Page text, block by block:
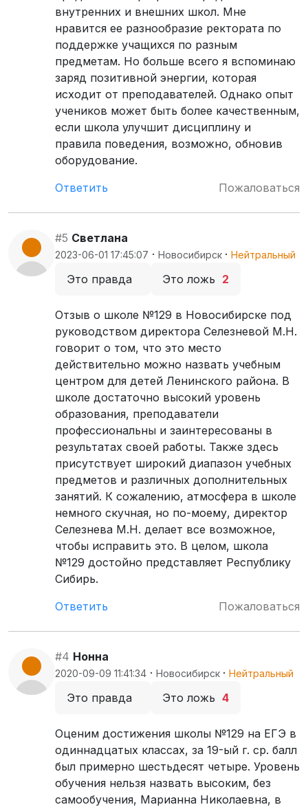
внутренних и внешних школ. Мне
нравится ее разнообразие ректората по
поддержке учащихся по разным
предметам. Но больше всего я вспоминаю
заряд позитивной энергии, которая
исходит от преподавателей. Однако опыт
учеников может быть более качественным,
если школа улучшит дисциплину и
правила поведения, возможно, обновив
оборудование.
Ответить
Пожаловаться
#5 Светлана
2023-06-01 17:45:07 · Новосибирск · Нейтральный
Это правда Это ложь 2
Отзыв о школе №129 в Новосибирске под
руководством директора Селезневой М.Н.
говорит о том, что это место
действительно можно назвать учебным
центром для детей Ленинского района. В
школе достаточно высокий уровень
образования, преподаватели
профессиональны и заинтересованы в
результатах своей работы. Также здесь
присутствует широкий диапазон учебных
предметов и различных дополнительных
занятий. К сожалению, атмосфера в школе
немного скучная, но по-моему, директор
Селезнева М.Н. делает все возможное,
чтобы исправить это. В целом, школа
№129 достойно представляет Республику
Сибирь.
Ответить
Пожаловаться
#4 Нонна
2020-09-09 11:41:34 · Новосибирск · Нейтральный
Это правда Это ложь 4
Оценим достижения школы №129 на ЕГЭ в
одиннадцатых классах, за 19-ый г. ср. балл
был примерно шестьдесят четыре. Уровень
обучения нельзя назвать высоким, без
самообучения, Марианна Николаевна, в